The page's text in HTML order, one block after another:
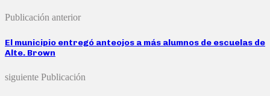
Publicación anterior
El municipio entregó anteojos a más alumnos de escuelas de
Alte. Brown
siguiente Publicación